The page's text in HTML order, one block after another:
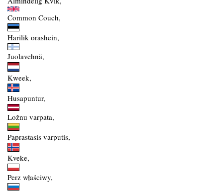
Common Couch,
Harilik orashein,
Juolavehnä,
Kweek,
Husapuntur,
Ložnu varpata,
Paprastasis varputis,
Kveke,
Perz właściwy,